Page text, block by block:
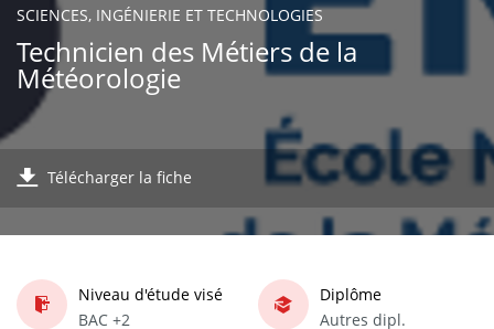
SCIENCES, INGÉNIERIE ET TECHNOLOGIES
Technicien des Métiers de la
Météorologie
Télécharger la fiche
Niveau d'étude visé
BAC +2
Diplôme
Autres dipl.